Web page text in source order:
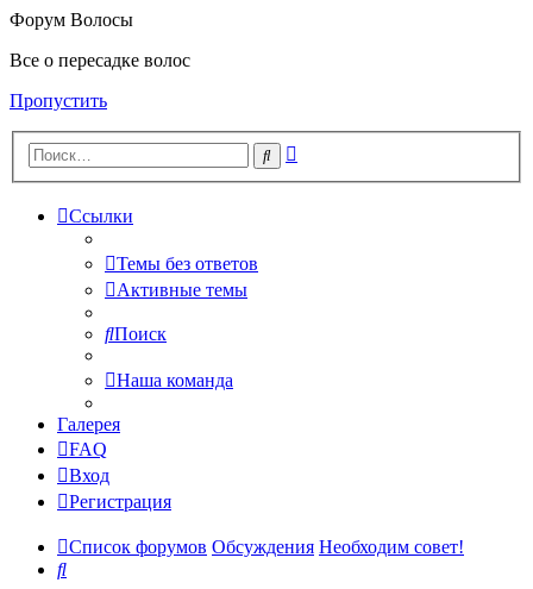
Форум Волосы
Все о пересадке волос
Пропустить
Поиск
Ссылки
Темы без ответов
Активные темы
Поиск
Наша команда
Галерея
FAQ
Вход
Регистрация
Список форумов Обсуждения Необходим совет!
Поиск